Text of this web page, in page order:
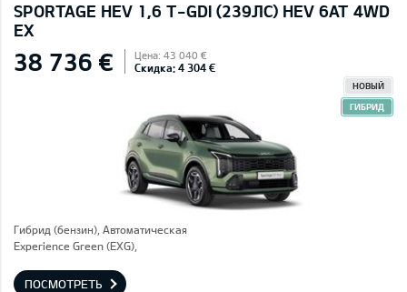
SPORTAGE HEV 1,6 T-GDI (239ЛС) HEV 6AT 4WD
EX
38 736 € Цена: 43 040 €
Скидка: 4 304 €
НОВЫЙ
ГИБРИД
Гибрид (бензин), Автоматическая
Experience Green (EXG),
ПОСМОТРЕТЬ